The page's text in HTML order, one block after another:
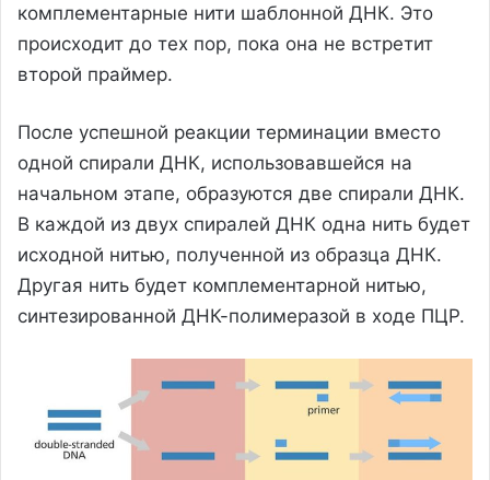
комплементарные нити шаблонной ДНК. Это
происходит до тех пор, пока она не встретит
второй праймер.
После успешной реакции терминации вместо
одной спирали ДНК, использовавшейся на
начальном этапе, образуются две спирали ДНК.
В каждой из двух спиралей ДНК одна нить будет
исходной нитью, полученной из образца ДНК.
Другая нить будет комплементарной нитью,
синтезированной ДНК-полимеразой в ходе ПЦР.